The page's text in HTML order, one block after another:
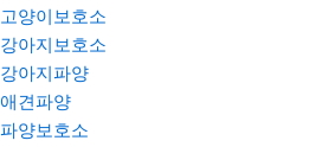
고양이보호소
강아지보호소
강아지파양
애견파양
파양보호소